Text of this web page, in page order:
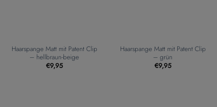
Haarspange Matt mit Patent Clip
– hellbraun-beige
€9,95
Haarspange Matt mit Patent Clip
– grün
€9,95